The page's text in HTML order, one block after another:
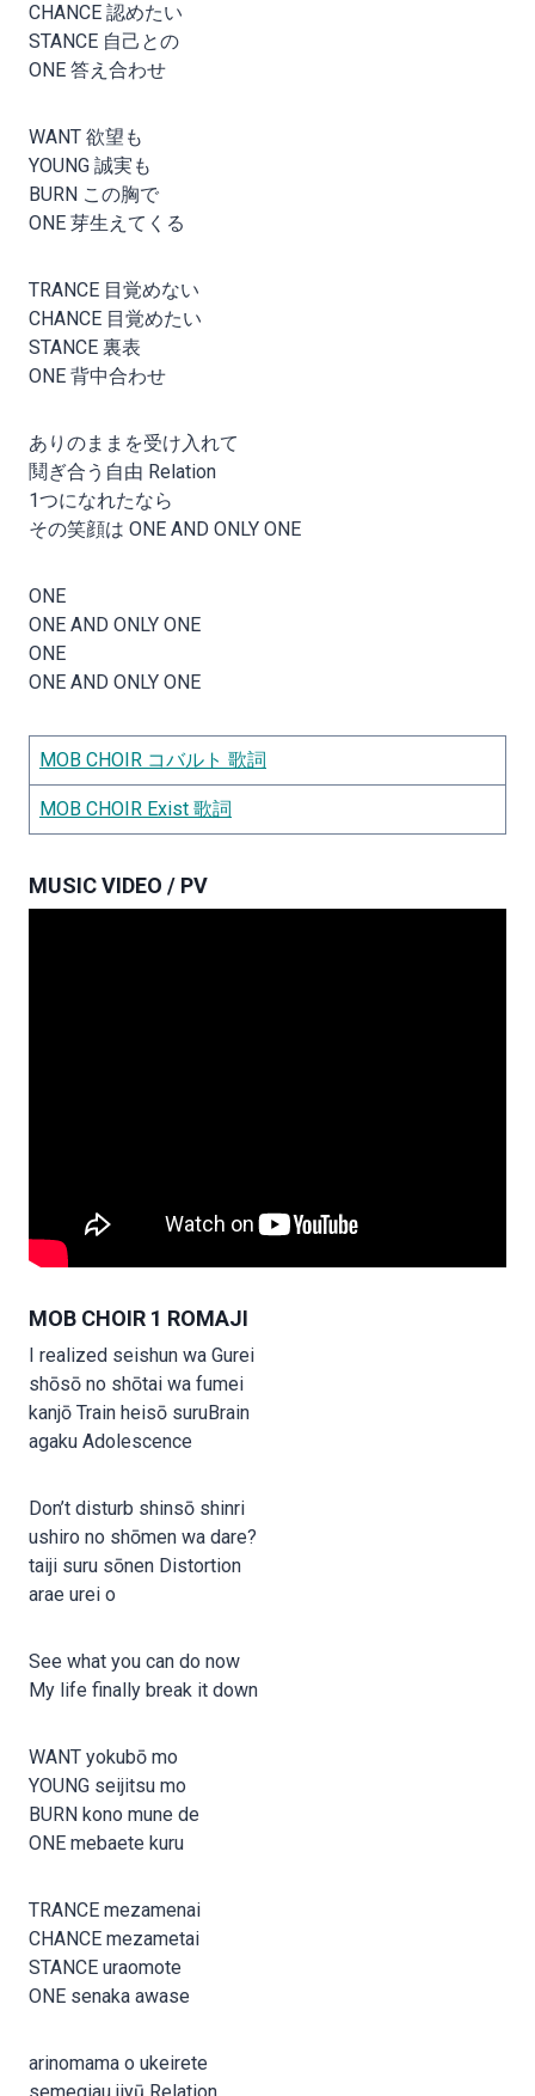
CHANCE 認めたい
STANCE 自己との
ONE 答え合わせ
WANT 欲望も
YOUNG 誠実も
BURN この胸で
ONE 芽生えてくる
TRANCE 目覚めない
CHANCE 目覚めたい
STANCE 裏表
ONE 背中合わせ
ありのままを受け入れて
鬩ぎ合う自由 Relation
1つになれたなら
その笑顔は ONE AND ONLY ONE
ONE
ONE AND ONLY ONE
ONE
ONE AND ONLY ONE
MOB CHOIR コバルト 歌詞
MOB CHOIR Exist 歌詞
MUSIC VIDEO / PV
MOB CHOIR 1 ROMAJI
I realized seishun wa Gurei
shōsō no shōtai wa fumei
kanjō Train heisō suruBrain
agaku Adolescence
Don’t disturb shinsō shinri
ushiro no shōmen wa dare?
taiji suru sōnen Distortion
arae urei o
See what you can do now
My life finally break it down
WANT yokubō mo
YOUNG seijitsu mo
BURN kono mune de
ONE mebaete kuru
TRANCE mezamenai
CHANCE mezametai
STANCE uraomote
ONE senaka awase
arinomama o ukeirete